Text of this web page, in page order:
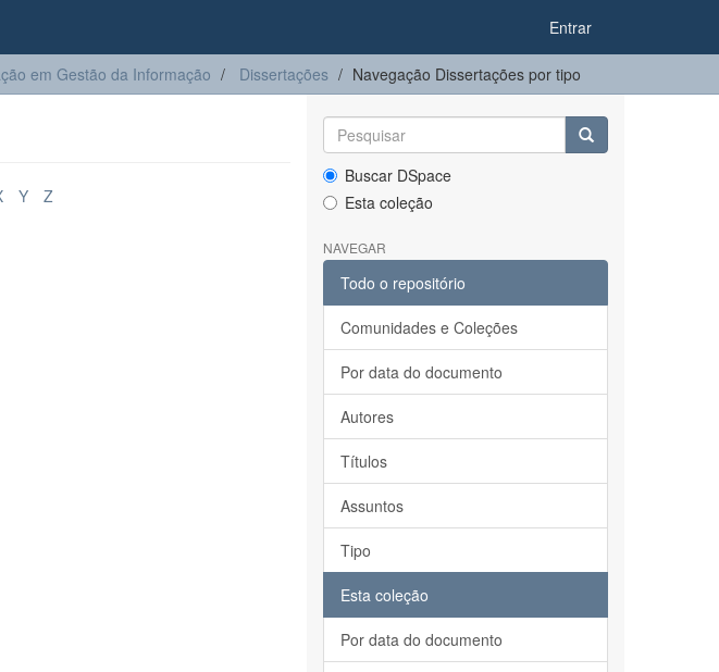
Entrar
em Gestão da Informação Dissertações Navegação Dissertações por tipo
Y Z
Buscar DSpace
Esta coleção
NAVEGAR
Todo o repositório
Comunidades e Coleções
Por data do documento
Autores
Títulos
Assuntos
Tipo
Esta coleção
Por data do documento